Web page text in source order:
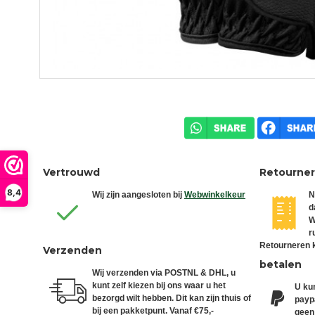
8,4
Vertrouwd
Wij zijn aangesloten bij Webwinkelkeur
Verzenden
Wij verzenden via POSTNL & DHL, u
kunt zelf kiezen bij ons waar u het
bezorgd wilt hebben. Dit kan zijn thuis of
bij een pakketpunt. Vanaf €75,-
Retourneren
betalen
U